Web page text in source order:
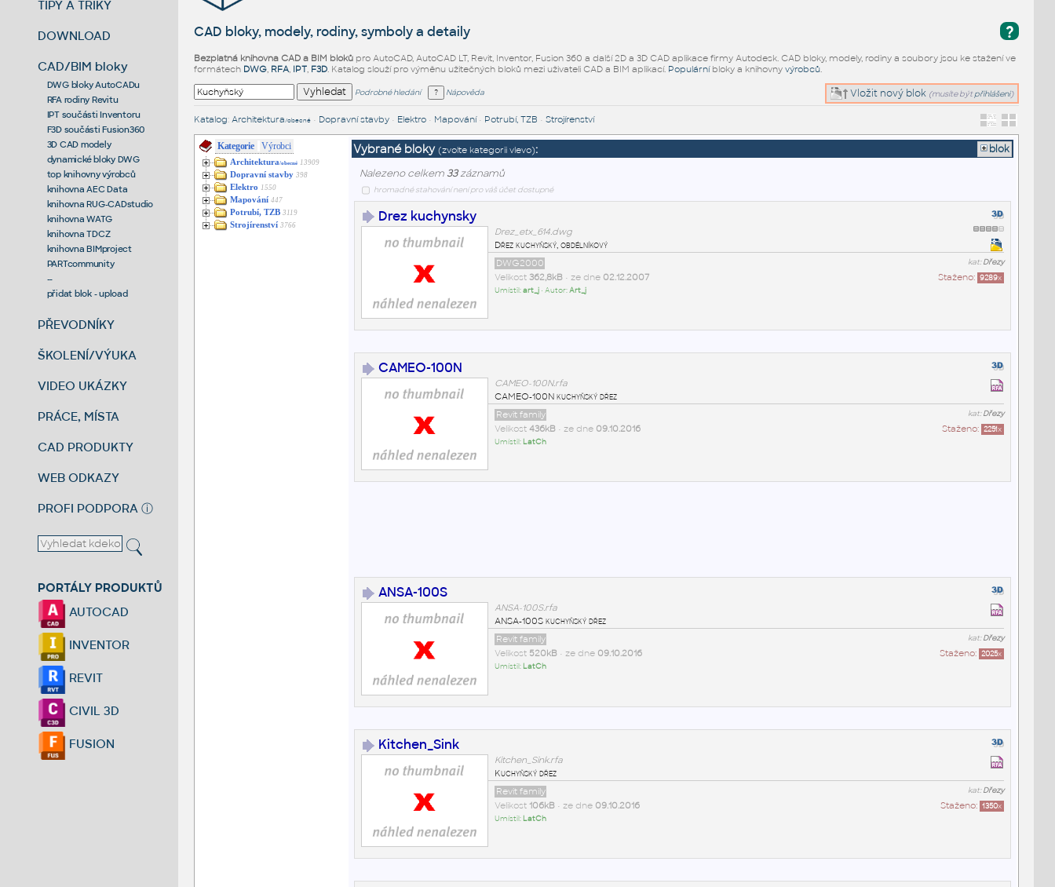
TIPY A TRIKY
DOWNLOAD
CAD/BIM bloky
DWG bloky AutoCADu
RFA rodiny Revitu
IPT součásti Inventoru
F3D součásti Fusion360
3D CAD modely
dynamické bloky DWG
top knihovny výrobců
knihovna AEC Data
knihovna RUG-CADstudio
knihovna WATG
knihovna TDCZ
knihovna BIMproject
PARTcommunity
--
přidat blok - upload
PŘEVODNÍKY
ŠKOLENÍ/VÝUKA
VIDEO UKÁZKY
PRÁCE, MÍSTA
CAD PRODUKTY
WEB ODKAZY
PROFI PODPORA ⓘ
PORTÁLY PRODUKTŮ
AUTOCAD
INVENTOR
REVIT
CIVIL 3D
FUSION
?
CAD bloky, modely, rodiny, symboly a detaily
Bezplatná knihovna CAD a BIM blokůpro AutoCAD, AutoCAD LT, Revit, Inventor, Fusion 360 a další 2D a 3D CAD aplikace firmy Autodesk. CAD bloky, modely, rodiny a soubory jsou ke stažení ve
formátech DWG, RFA, IPT, F3D. Katalog slouží pro výměnu užitečných bloků mezi uživateli CAD a BIM aplikací. Populárníbloky a knihovny výrobců.
Vložit nový blok (musíte být přihlášeni)
Podrobné hledání Nápověda
Katalog: Architektura /obecné• Dopravní stavby• Elektro• Mapování• Potrubí, TZB • Strojírenství
Kategorie Výrobci
Architektura/obecné 13909
Dopravní stavby 398
Elektro 1550
Mapování 447
Potrubí, TZB 3119
Strojírenství 3766
Vybrané bloky (zvolte kategorii vlevo):
blok
Nalezeno celkem 33záznamů
hromadné stahování není pro váš účet dostupné
Drez kuchynsky
Drez_etx_614.dwg
Dřez kuchyňský, obdélníkový
kat:Dřezy
DWG2000
Staženo: 9289x
Velikost 362,8kB• ze dne 02.12.2007
Umístil:art_j• Autor:Art_j
CAMEO-100N
CAMEO-100N.rfa
CAMEO-100N kuchyňský dřez
kat:Dřezy
Revit family
Staženo: 2251x
Velikost 436kB• ze dne 09.10.2016
Umístil: LatCh
ANSA-100S
ANSA-100S.rfa
ANSA-100S kuchyňský dřez
kat:Dřezy
Revit family
Staženo: 2025x
Velikost 520kB• ze dne 09.10.2016
Umístil: LatCh
Kitchen_Sink
Kitchen_Sink.rfa
Kuchyňský dřez
kat:Dřezy
Revit family
Staženo: 1350x
Velikost 106kB• ze dne 09.10.2016
Umístil: LatCh